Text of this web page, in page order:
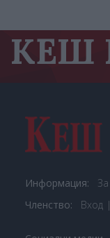
КЕШ
Информация:
Членство:
Вход